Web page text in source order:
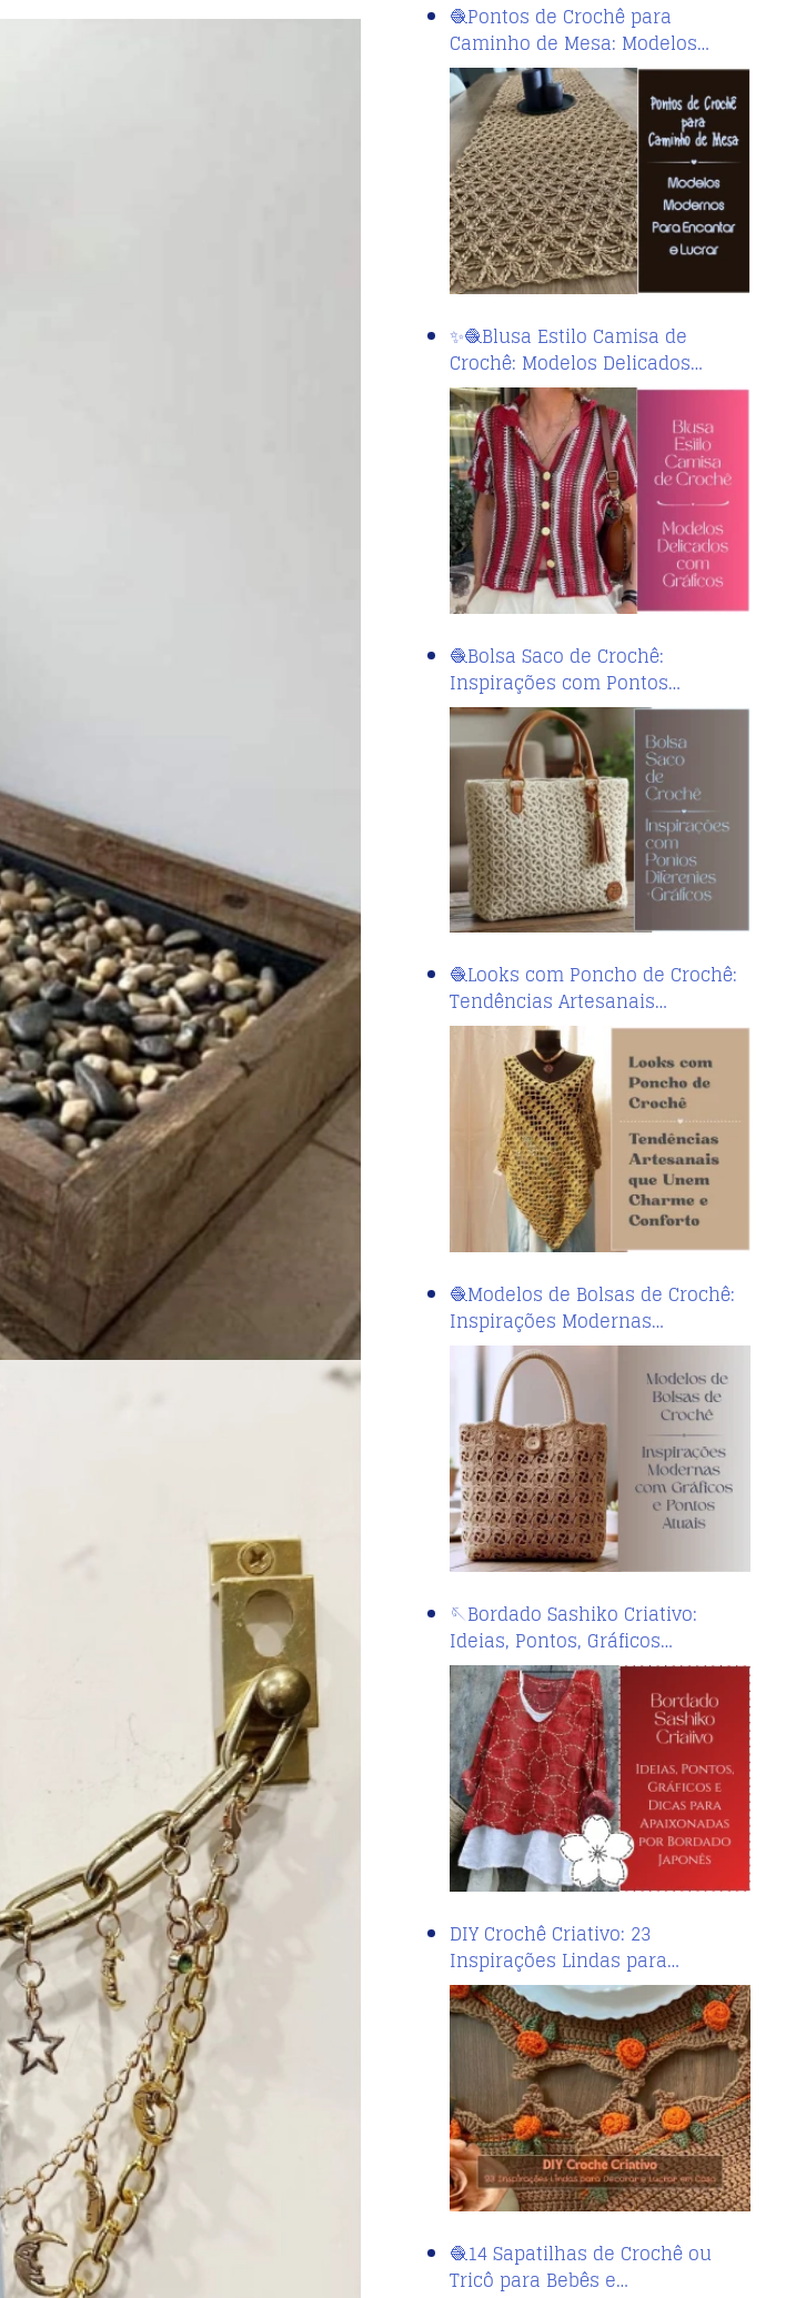
🧶Pontos de Crochê para
Caminho de Mesa: Modelos…
✨🧶Blusa Estilo Camisa de
Crochê: Modelos Delicados…
🧶Bolsa Saco de Crochê:
Inspirações com Pontos…
🧶Looks com Poncho de Crochê:
Tendências Artesanais…
🧶Modelos de Bolsas de Crochê:
Inspirações Modernas…
🪡Bordado Sashiko Criativo:
Ideias, Pontos, Gráficos…
DIY Crochê Criativo: 23
Inspirações Lindas para…
🧶14 Sapatilhas de Crochê ou
Tricô para Bebês e…